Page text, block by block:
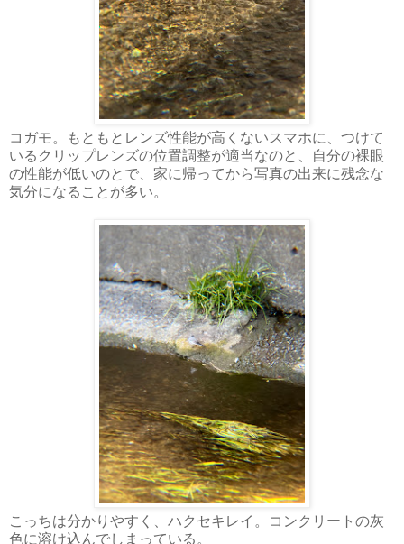
コガモ。もともとレンズ性能が高くないスマホに、つけて
いるクリップレンズの位置調整が適当なのと、自分の裸眼
の性能が低いのとで、家に帰ってから写真の出来に残念な
気分になることが多い。
こっちは分かりやすく、ハクセキレイ。コンクリートの灰
色に溶け込んでしまっている。